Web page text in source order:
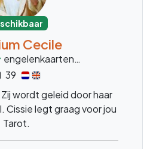
Cecile
engelenkaarten
39
wordt geleid door haar
Cissie legt graag voor jou
Tarot.